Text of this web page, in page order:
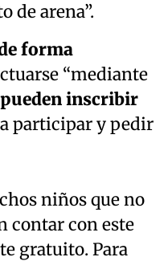
de arena”.
forma
“mediante
pueden inscribir
participar y pedir
niños que no
contar con este
gratuito. Para